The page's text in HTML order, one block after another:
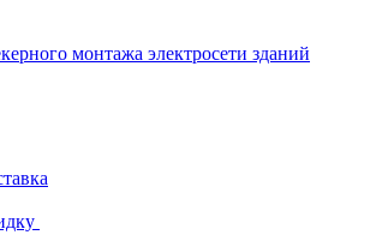
монтажа электросети зданий